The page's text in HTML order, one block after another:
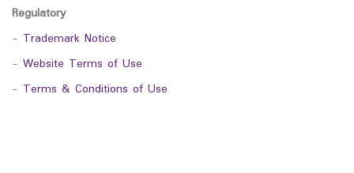
Regulatory
- Trademark Notice
- Website Terms of Use
- Terms & Conditions of Use